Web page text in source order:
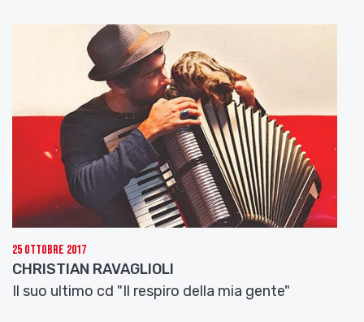
25 Ottobre 2017
CHRISTIAN RAVAGLIOLI
Il suo ultimo cd "Il respiro della mia gente"